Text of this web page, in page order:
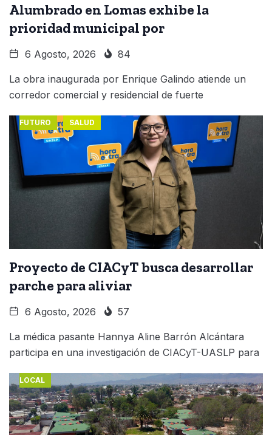
Alumbrado en Lomas exhibe la
prioridad municipal por
6 Agosto, 2026 84
La obra inaugurada por Enrique Galindo atiende un
corredor comercial y residencial de fuerte
FUTURO SALUD
Proyecto de CIACyT busca desarrollar
parche para aliviar
6 Agosto, 2026 57
La médica pasante Hannya Aline Barrón Alcántara
participa en una investigación de CIACyT-UASLP para
LOCAL